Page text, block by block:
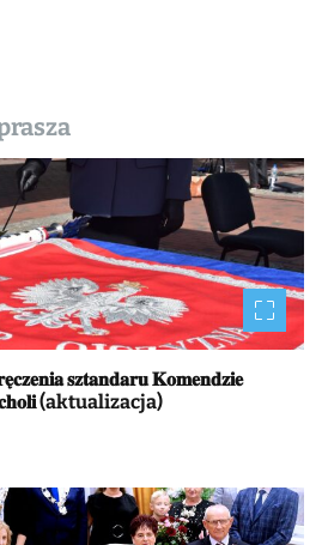
𝐬𝐳𝐭𝐚𝐧𝐝𝐚𝐫𝐮 𝐊𝐨𝐦𝐞𝐧𝐝𝐳𝐢𝐞
(aktualizacja)